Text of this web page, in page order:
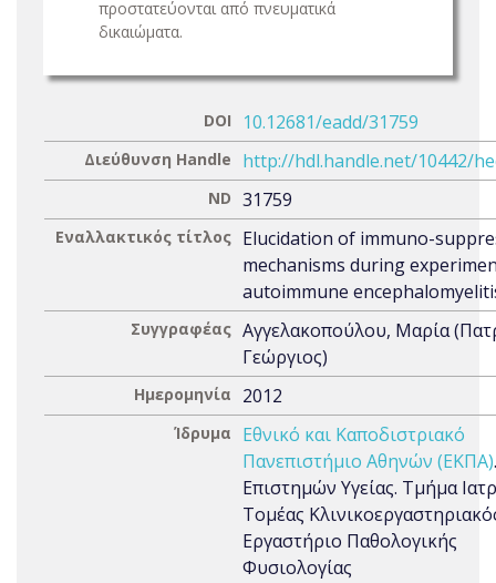
προστατεύονται από πνευματικά
δικαιώματα.
DOI 10.12681/eadd/31759
Διεύθυνση Handle http://hdl.handle.net/10442/
ND 31759
Εναλλακτικός τίτλος Elucidation of immuno-
mechanisms during
autoimmune
Συγγραφέας Αγγελακοπούλου, Μαρία
Γεώργιος)
Ημερομηνία 2012
Ίδρυμα
Εθνικό και Καποδιστριακό
Πανεπιστήμιο Αθηνών (ΕΚΠΑ)
Επιστημών Υγείας. Τμήμα
Τομέας
Εργαστήριο Παθολογικής
Φυσιολογίας